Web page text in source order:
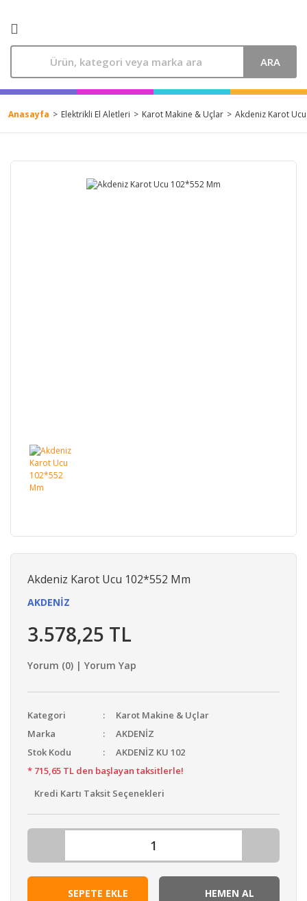
ARA
Anasayfa Elektrikli El Aletleri Karot Makine & Uçlar Akdeniz Karot
Akdeniz Karot Ucu 102*552 Mm
AKDENİZ
3.578,25 TL
Yorum (0) | Yorum Yap
Kategori
Karot Makine & Uçlar
Marka
AKDENİZ
Stok Kodu
AKDENİZ KU 102
* 715,65 TL den başlayan taksitlerle!
Kredi Kartı Taksit Seçenekleri
SEPETE EKLE HEMEN AL